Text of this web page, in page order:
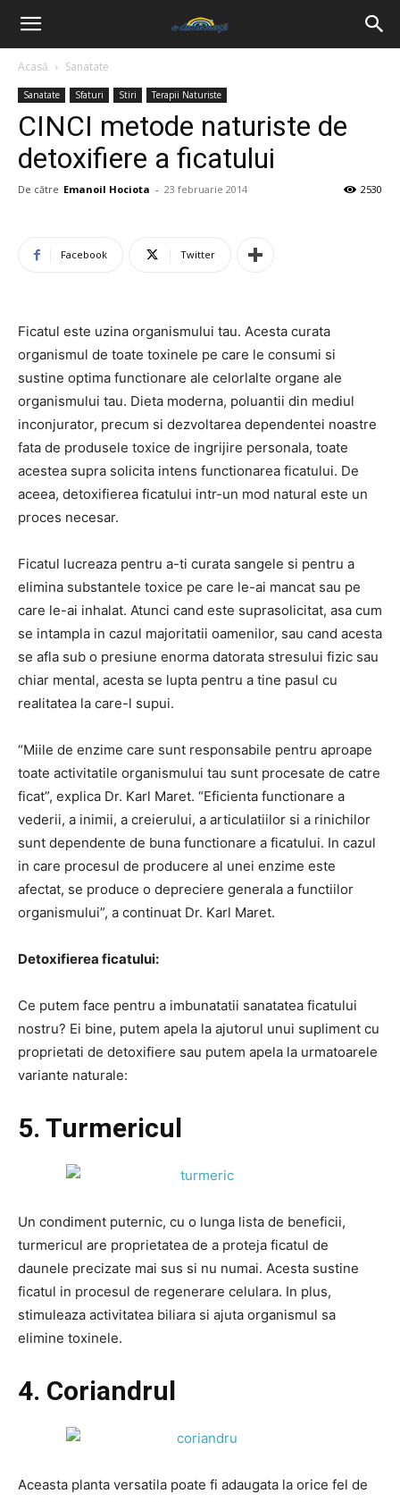
Acasă Sanatate
Sanatate Sfaturi Stiri Terapii Naturiste
CINCI metode naturiste de
detoxifiere a ficatului
De către Emanoil Hociota - 23 februarie 2014 2530
Facebook Twitter
Ficatul este uzina organismului tau. Acesta curata
organismul de toate toxinele pe care le consumi si
sustine optima functionare ale celorlalte organe ale
organismului tau. Dieta moderna, poluantii din mediul
inconjurator, precum si dezvoltarea dependentei noastre
fata de produsele toxice de ingrijire personala, toate
acestea supra solicita intens functionarea ficatului. De
aceea, detoxifierea ficatului intr-un mod natural este un
proces necesar.
Ficatul lucreaza pentru a-ti curata sangele si pentru a
elimina substantele toxice pe care le-ai mancat sau pe
care le-ai inhalat. Atunci cand este suprasolicitat, asa cum
se intampla in cazul majoritatii oamenilor, sau cand acesta
se afla sub o presiune enorma datorata stresului fizic sau
chiar mental, acesta se lupta pentru a tine pasul cu
realitatea la care-l supui.
“Miile de enzime care sunt responsabile pentru aproape
toate activitatile organismului tau sunt procesate de catre
ficat”, explica Dr. Karl Maret. “Eficienta functionare a
vederii, a inimii, a creierului, a articulatiilor si a rinichilor
sunt dependente de buna functionare a ficatului. In cazul
in care procesul de producere al unei enzime este
afectat, se produce o depreciere generala a functiilor
organismului”, a continuat Dr. Karl Maret.
Detoxifierea ficatului:
Ce putem face pentru a imbunatatii sanatatea ficatului
nostru? Ei bine, putem apela la ajutorul unui supliment cu
proprietati de detoxifiere sau putem apela la urmatoarele
variante naturale:
5. Turmericul
Un condiment puternic, cu o lunga lista de beneficii,
turmericul are proprietatea de a proteja ficatul de
daunele precizate mai sus si nu numai. Acesta sustine
ficatul in procesul de regenerare celulara. In plus,
stimuleaza activitatea biliara si ajuta organismul sa
elimine toxinele.
4. Coriandrul
Aceasta planta versatila poate fi adaugata la orice fel de